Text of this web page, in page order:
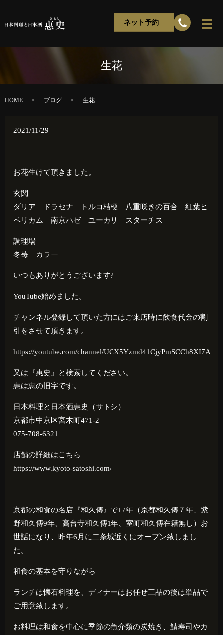
ネット予約
生花
HOME ブログ 生花
2021/11/29
お花生けて頂きました。
玄関
ダリア ドラセナ トルコ桔梗 八重咲きの百合 紅葉ヒ
ペリカム 南京ハゼ ユーカリ スターチス
調理場
冬苺 カラー
いつもありがとうございます?
YouTube始めました。
チャンネル登録して頂いた方にはご来店時に飲食代金の割
引をさせて頂きます。
https://youtube.com/channel/UCX5Yzmd41CjyPmSCCh8XI7A
又は『惠史』と検索してください。
惠は恵の旧字です。
日本料理と日本酒惠史（サトシ）
京都市中京区宮木町471-2
075-708-6321
店舗の詳細はこちら
https://www.kyoto-satoshi.com/
京都の和食の名店『和久傳』で17年（京都和久傳７年、紫
野和久傳9年、高台寺和久傳1年、室町和久傳在籍無し）お
世話になり、昨年6 月に二条城近くにオープン致しまし
た。
和食の基本を守りながら
ランチは懐石料理を、ディナーはお任せ三品の後は単品で
ご用意致します。
お料理は和食を中心に季節の魚介類の炭焼き、鯖寿司やカ